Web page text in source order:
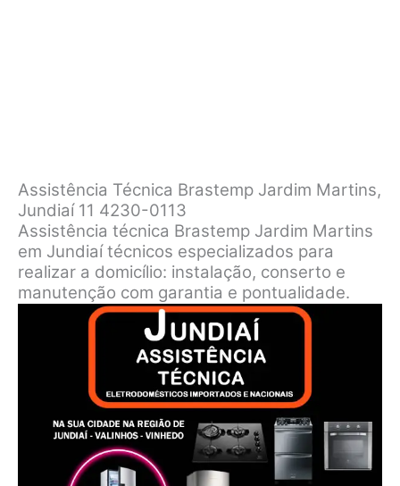
Assistência Técnica Brastemp Jardim Martins,
Jundiaí 11 4230-0113
Assistência técnica Brastemp Jardim Martins
em Jundiaí técnicos especializados para
realizar a domicílio: instalação, conserto e
manutenção com garantia e pontualidade.